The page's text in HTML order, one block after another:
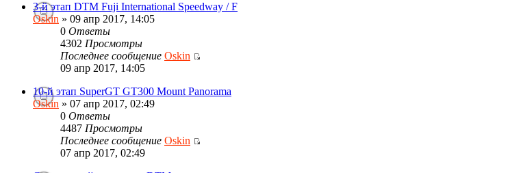
3-й этап DTM Fuji International Speedway / F
Oskin » 09 апр 2017, 14:05
0 Ответы
4302 Просмотры
Последнее сообщение Oskin
09 апр 2017, 14:05
10-й этап SuperGT GT300 Mount Panorama
Oskin » 07 апр 2017, 02:49
0 Ответы
4487 Просмотры
Последнее сообщение Oskin
07 апр 2017, 02:49